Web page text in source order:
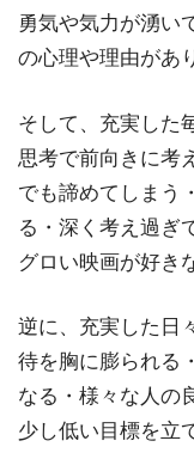
勇気や気力が湧い
の心理や理由があ
そして、充実した
思考で前向きに考
でも諦めてしまう
る・深く考え過ぎ
グロい映画が好き
逆に、充実した日
待を胸に膨られる
なる・様々な人の
少し低い目標を立